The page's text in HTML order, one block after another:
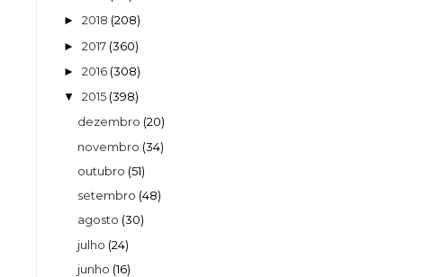
► 2018 (208)
► 2017 (360)
► 2016 (308)
▼ 2015 (398)
dezembro (20)
novembro (34)
outubro (51)
setembro (48)
agosto (30)
julho (24)
junho (16)